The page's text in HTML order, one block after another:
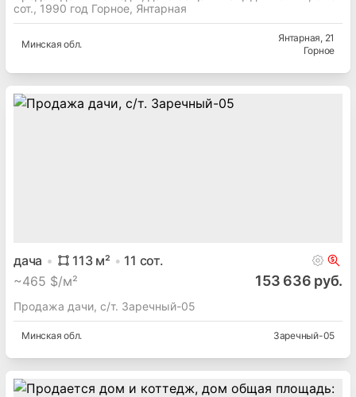
сот., 1990 год Горное, Янтарная
Минская обл.
Янтарная, 21
Горное
дача 113м² 11 сот.
~465 $/м² 153 636 руб.
Продажа дачи, с/т. Заречный-05
Минская обл. Заречный-05